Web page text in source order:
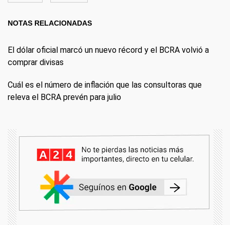
NOTAS RELACIONADAS
El dólar oficial marcó un nuevo récord y el BCRA volvió a
comprar divisas
Cuál es el número de inflación que las consultoras que
releva el BCRA prevén para julio